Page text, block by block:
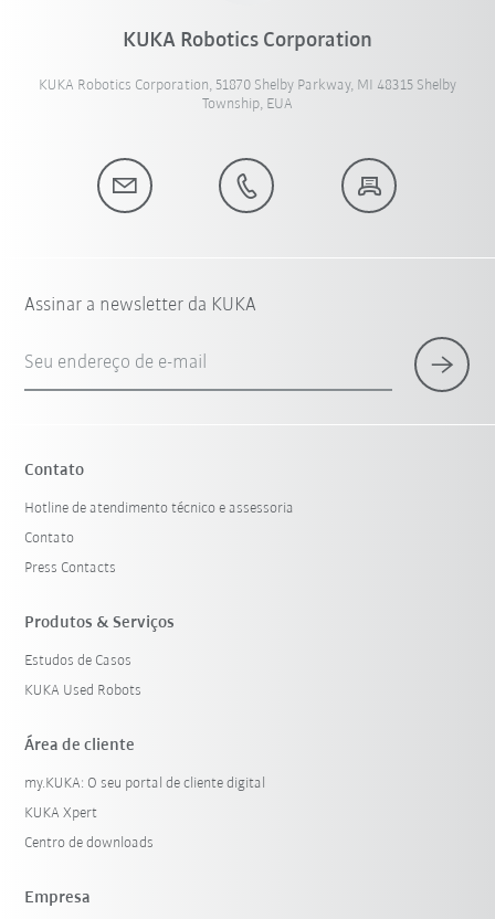
KUKA Robotics Corporation
KUKA Robotics Corporation, 51870 Shelby Parkway, MI 48315 Shelby
Township, EUA
Assinar a newsletter da KUKA
Seu endereço de e-mail
Contato
Hotline de atendimento técnico e assessoria
Contato
Press Contacts
Produtos & Serviços
Estudos de Casos
KUKA Used Robots
Área de cliente
my.KUKA: O seu portal de cliente digital
KUKA Xpert
Centro de downloads
Empresa